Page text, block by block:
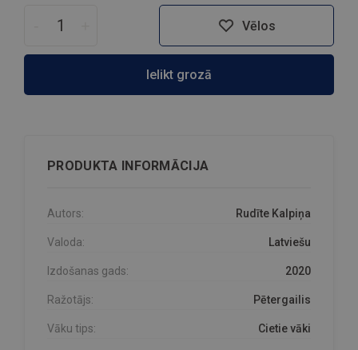
Vēlos
Ielikt grozā
PRODUKTA INFORMĀCIJA
Autors: Rudīte Kalpiņa
Valoda: Latviešu
Izdošanas gads: 2020
Ražotājs: Pētergailis
Vāku tips: Cietie vāki